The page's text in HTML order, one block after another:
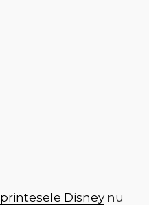
printesele Disneynu